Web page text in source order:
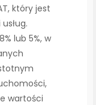
który jest
lub 5%, w
wartości